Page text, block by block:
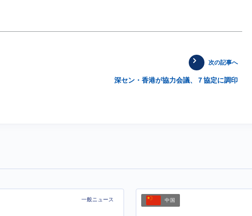
次の記事へ
深セン・香港が協力会議、７協定に調印
一般ニュース 中国